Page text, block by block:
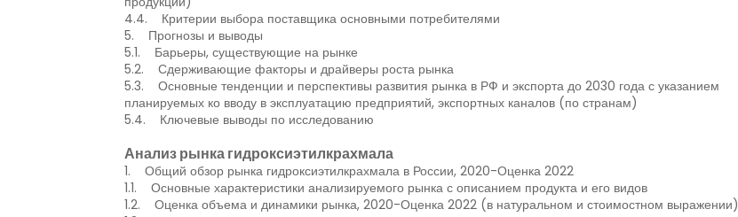
4.4. Критерии выбора поставщика основными потребителями
5. Прогнозы и выводы
5.1. Барьеры, существующие на рынке
5.2. Сдерживающие факторы и драйверы роста рынка
5.3. Основные тенденции и перспективы развития рынка в РФ и экспорта до 2030 года с указанием
планируемых ко вводу в эксплуатацию предприятий, экспортных каналов (по странам)
5.4. Ключевые выводы по исследованию
Анализ рынка гидроксиэтилкрахмала
1. Общий обзор рынка гидроксиэтилкрахмала в России, 2020-Оценка 2022
1.1. Основные характеристики анализируемого рынка с описанием продукта и его видов
1.2. Оценка объема и динамики рынка, 2020-Оценка 2022 (в натуральном и стоимостном выражении)